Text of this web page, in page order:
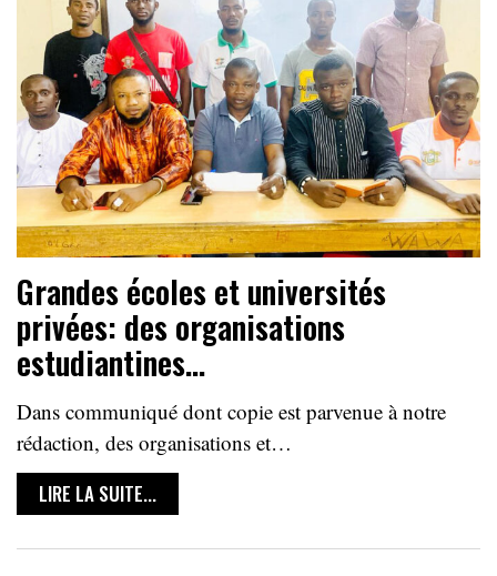
Grandes écoles et universités
privées: des organisations
estudiantines…
Dans communiqué dont copie est parvenue à notre
rédaction, des organisations et…
LIRE LA SUITE...